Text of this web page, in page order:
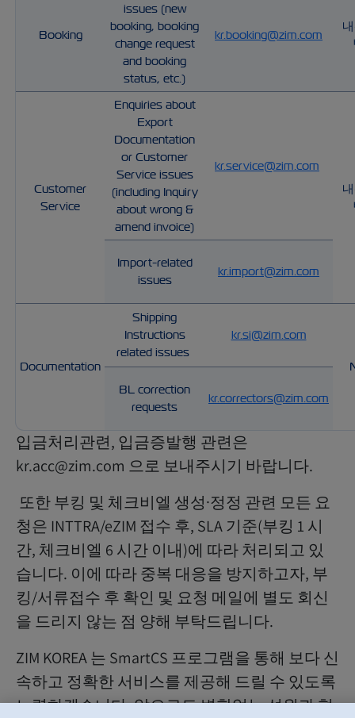
Booking
issues (new
booking, booking
change request
and booking
status, etc.)
kr.booking@zim.com
Customer
Service
Enquiries about
Export
Documentation
or Customer
Service issues
(including Inquiry
about wrong &
amend invoice)
kr.service@zim.com
Import-related
issues
kr.import@zim.com
Documentation
Shipping
Instructions
related issues
kr.si@zim.com
BL correction
requests
kr.correctors@zim.com
입금처리관련, 입금증발행 관련은
kr.acc@zim.com 으로 보내주시기 바랍니다.
또한 부킹 및 체크비엘 생성·정정 관련 모든 요
청은 INTTRA/eZIM 접수 후, SLA 기준(부킹 1 시
간, 체크비엘 6 시간 이내)에 따라 처리되고 있
습니다. 이에 따라 중복 대응을 방지하고자, 부
킹/서류접수 후 확인 및 요청 메일에 별도 회신
을 드리지 않는 점 양해 부탁드립니다.
ZIM KOREA 는 SmartCS 프로그램을 통해 보다 신
속하고 정확한 서비스를 제공해 드릴 수 있도록
노력하겠습니다. 앞으로도 변함없는 성원과 협